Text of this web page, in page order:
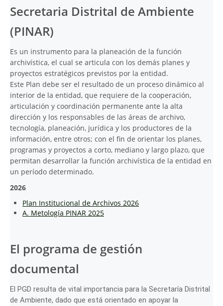
Secretaria Distrital de Ambiente
(PINAR)
Es un instrumento para la planeación de la función
archivística, el cual se articula con los demás planes y
proyectos estratégicos previstos por la entidad.
Este Plan debe ser el resultado de un proceso dinámico al
interior de la entidad, que requiere de la cooperación,
articulación y coordinación permanente ante la alta
dirección y los responsables de las áreas de archivo,
tecnología, planeación, jurídica y los productores de la
información, entre otros; con el fin de orientar los planes,
programas y proyectos a corto, mediano y largo plazo, que
permitan desarrollar la función archivística de la entidad en
un período determinado.
2026
Plan Institucional de Archivos 2026
A. Metología PINAR 2025
El programa de gestión
documental
El PGD resulta de vital importancia para la Secretaría Distrital
de Ambiente, dado que está orientado en apoyar la